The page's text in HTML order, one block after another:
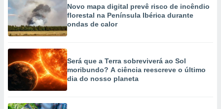
Novo mapa digital prevê risco de incêndio
florestal na Península Ibérica durante
ondas de calor
Será que a Terra sobreviverá ao Sol
moribundo? A ciência reescreve o último
dia do nosso planeta